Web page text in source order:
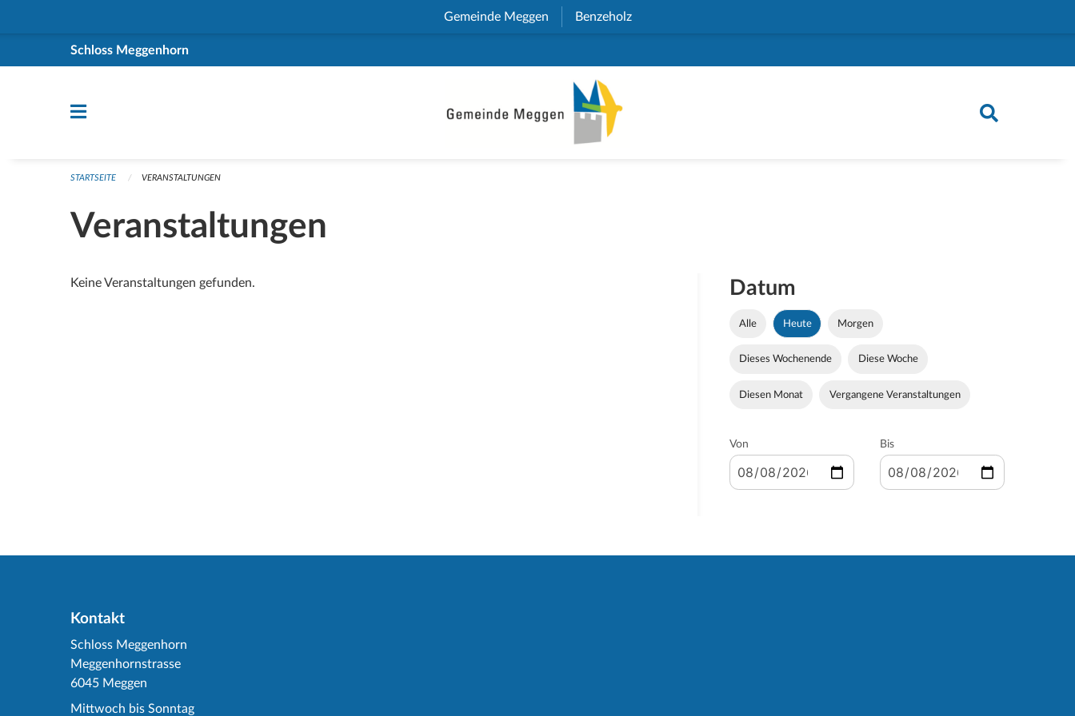
Gemeinde Meggen (External Link)
Benzeholz(External Link)
Schloss Meggenhorn
STARTSEITE VERANSTALTUNGEN
Veranstaltungen
Keine Veranstaltungen gefunden. Datum
Alle Heute Morgen
Dieses Wochenende Diese Woche
Diesen Monat Vergangene Veranstaltungen
Von Bis
Kontakt
Schloss Meggenhorn
Meggenhornstrasse
6045 Meggen
Mittwoch bis Sonntag